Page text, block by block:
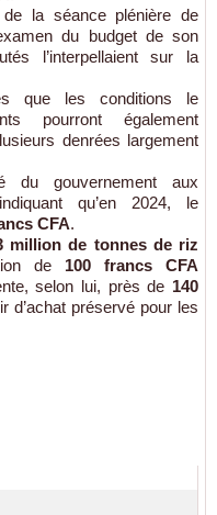
la séance plénière de
du budget de son
l’interpellaient sur la
que les conditions le
pourront également
denrées largement
gouvernement aux
qu’en 2024, le
CFA.
million de tonnes de riz
de 100 francs CFA
selon lui, près de 140
d’achat préservé pour les